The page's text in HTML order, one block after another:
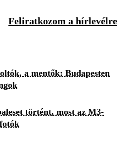
Feliratkozom a hírlevélre
a mentők: Budapesten
történt, most az M3-